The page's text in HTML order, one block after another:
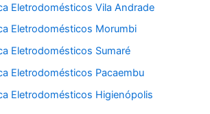
Eletrodomésticos Vila Andrade
Eletrodomésticos Morumbi
Eletrodomésticos Sumaré
Eletrodomésticos Pacaembu
Eletrodomésticos Higienópolis